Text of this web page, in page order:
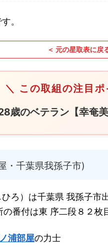
。
＜ 元の星取表に戻
＼ この取組の注目ポ
歳のベテラン【幸奄
・千葉県我孫子市)
）は千葉県 我孫子市
番付は東 序二段８２枚
浦部屋の力士